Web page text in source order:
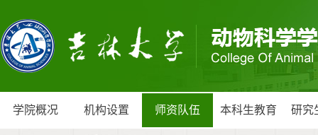
学院概况 机构设置 师资队伍 本科生教育 研究